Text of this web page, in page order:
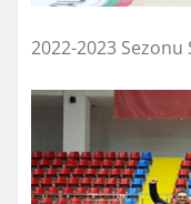
2022-2023